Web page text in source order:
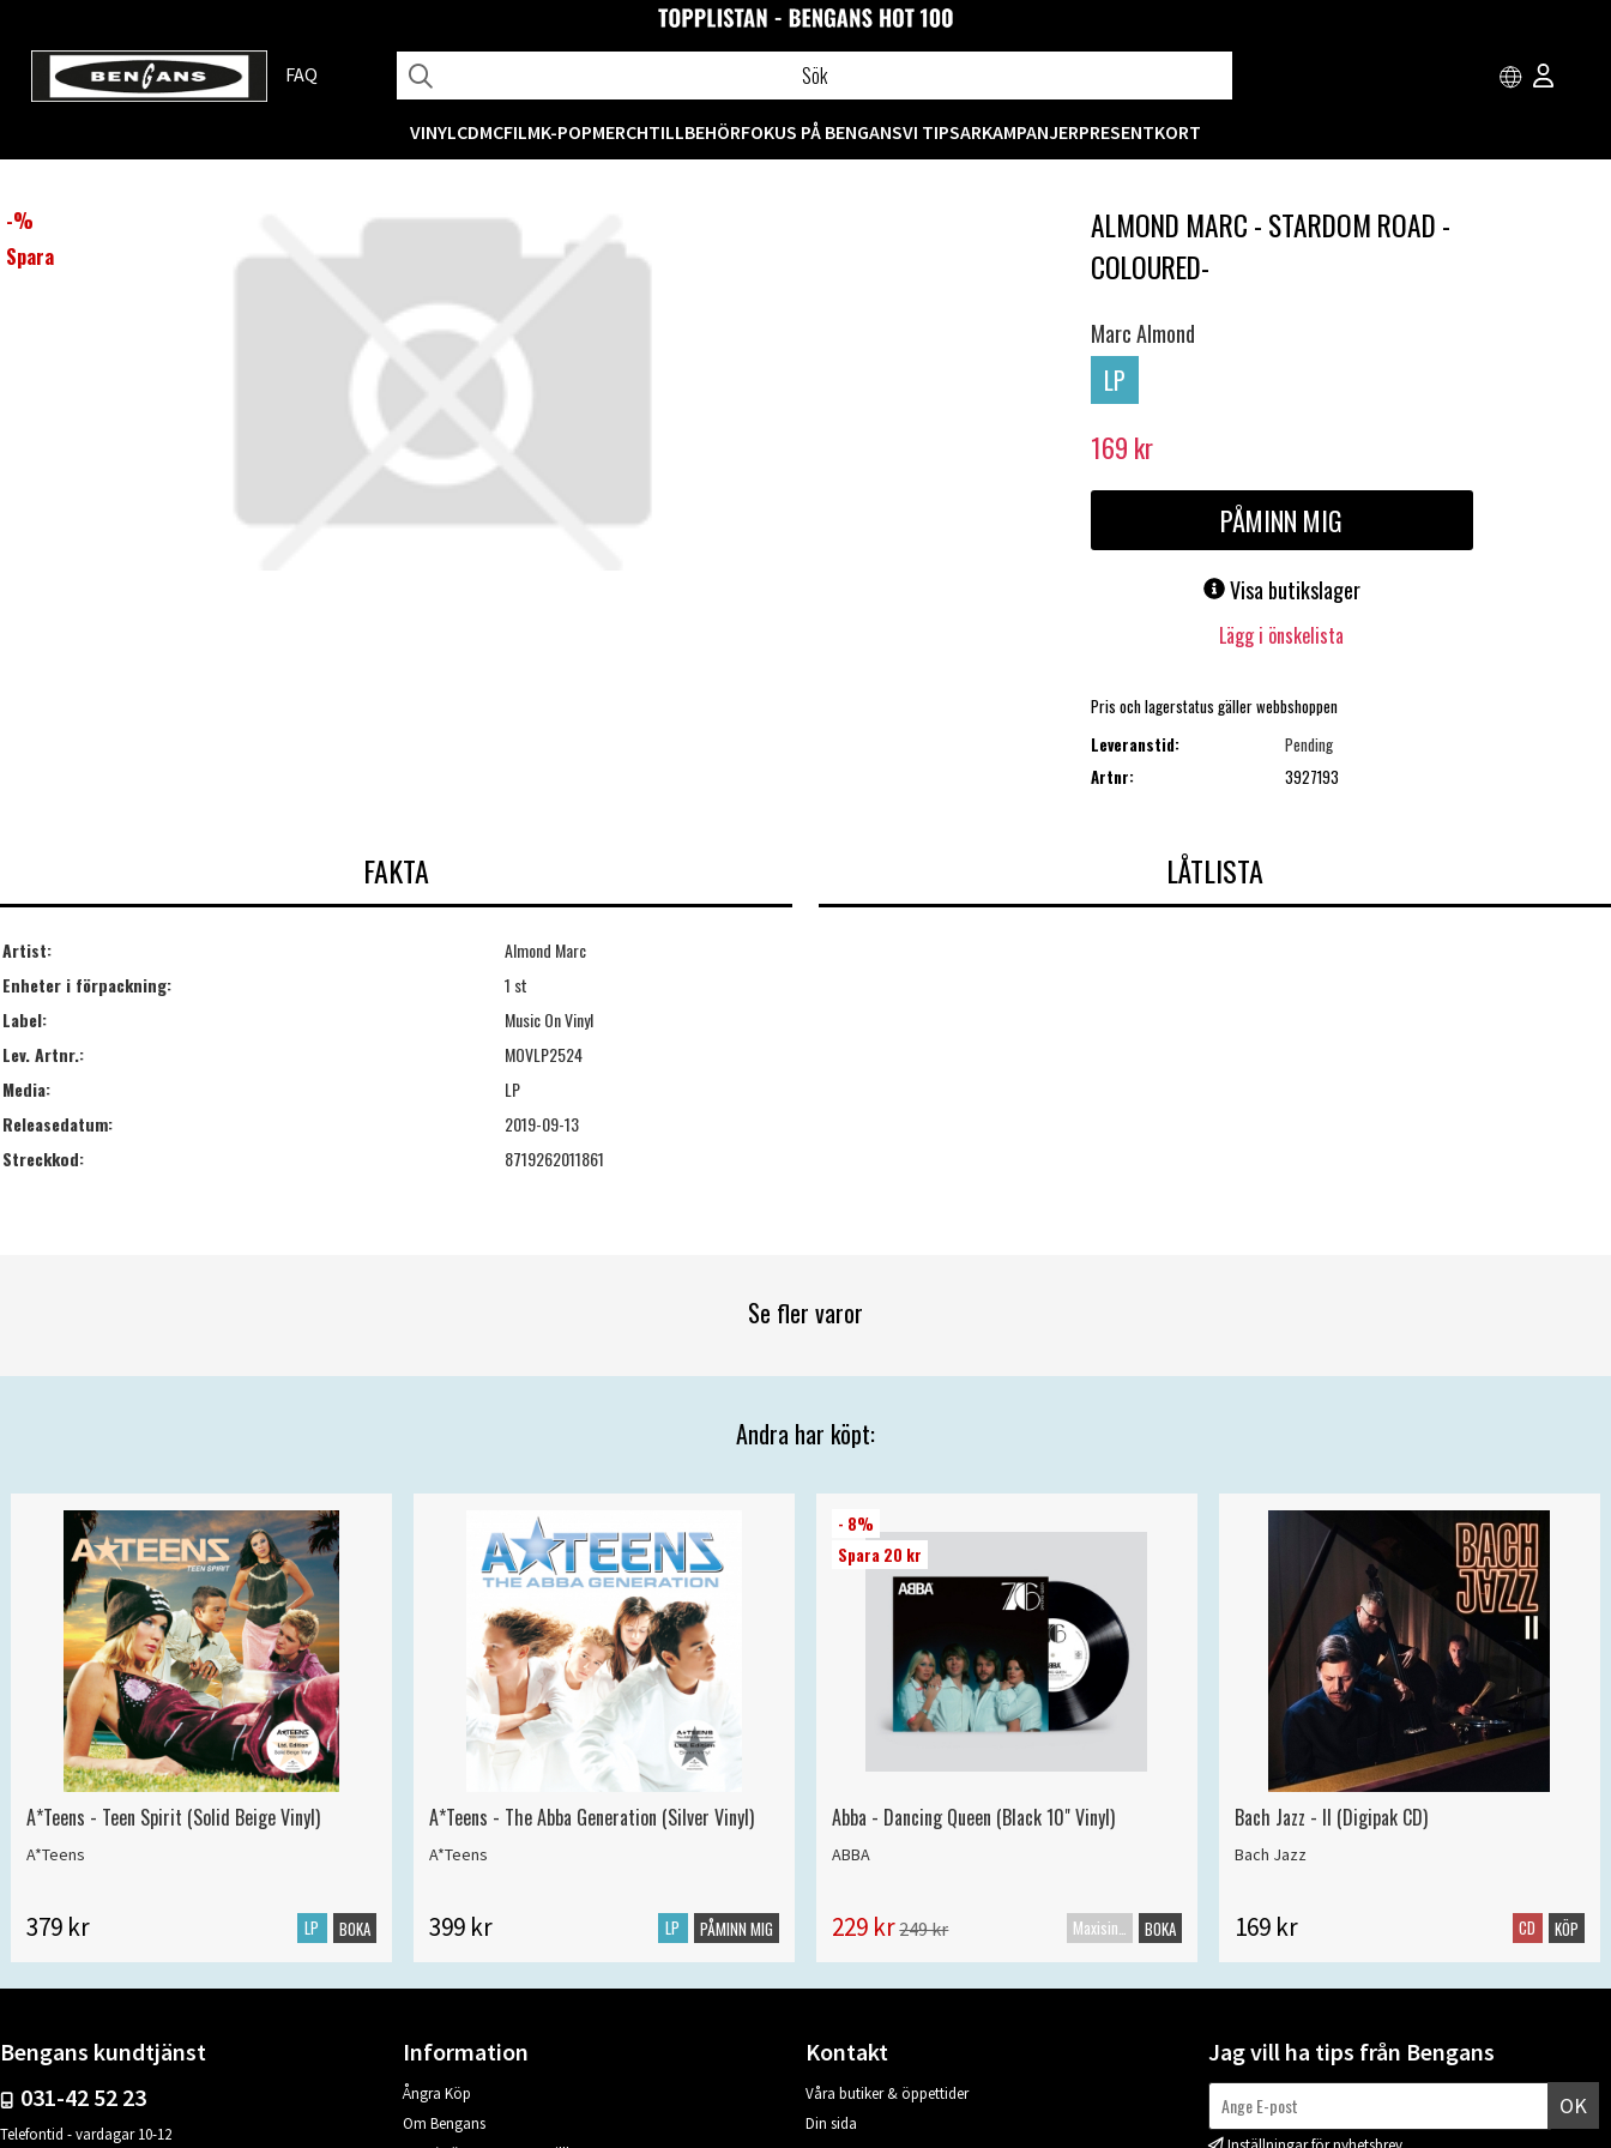
FAQ
VINYLCDMCFILMK-POPMERCHTILLBEHÖRFOKUS PÅ BENGANSVI TIPSARKAMPANJERPRESENTKORT
-%
Spara
ALMOND MARC - STARDOM ROAD -
COLOURED-
Marc Almond
LP
169 kr
PÅMINN MIG
Visa butikslager
Lägg i önskelista
Pris och lagerstatus gäller webbshoppen
Leveranstid:
Pending
Artnr:
3927193
FAKTA
Artist:
Almond Marc
Enheter i förpackning:
1 st
Label:
Music On Vinyl
Lev. Artnr.:
MOVLP2524
Media:
LP
Releasedatum:
2019-09-13
Streckkod:
8719262011861
LÅTLISTA
Se fler varor
Andra har köpt:
A*Teens - Teen Spirit (Solid Beige Vinyl)
A*Teens
379 kr LP BOKA
A*Teens - The Abba Generation (Silver Vinyl)
A*Teens
399 kr LP PÅMINN MIG
- 8%
Spara 20 kr
Abba - Dancing Queen (Black 10" Vinyl)
ABBA
229 kr249 kr Maxisingel BOKA
Bach Jazz - II (Digipak CD)
Bach Jazz
169 kr CD KÖP
Bengans kundtjänst
031-42 52 23
Telefontid - vardagar 10-12
Information
Ångra Köp
Om Bengans
Kontakt
Våra butiker & öppettider
Din sida
Jag vill ha tips från Bengans
OK